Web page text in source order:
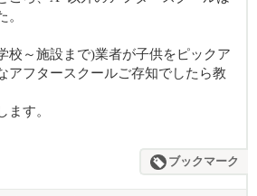
。
校～施設まで)業者が子供をピックア
アフタースクールご存知でしたら教
ます。
ブックマーク